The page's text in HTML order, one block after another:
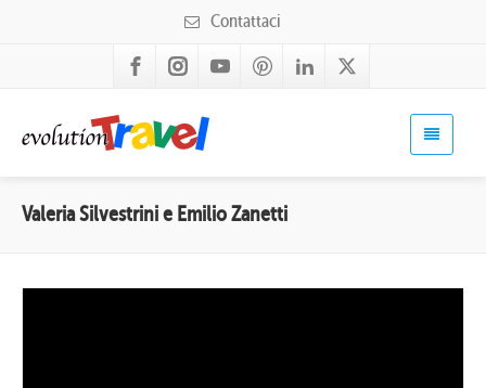
Contattaci
Valeria Silvestrini e Emilio Zanetti